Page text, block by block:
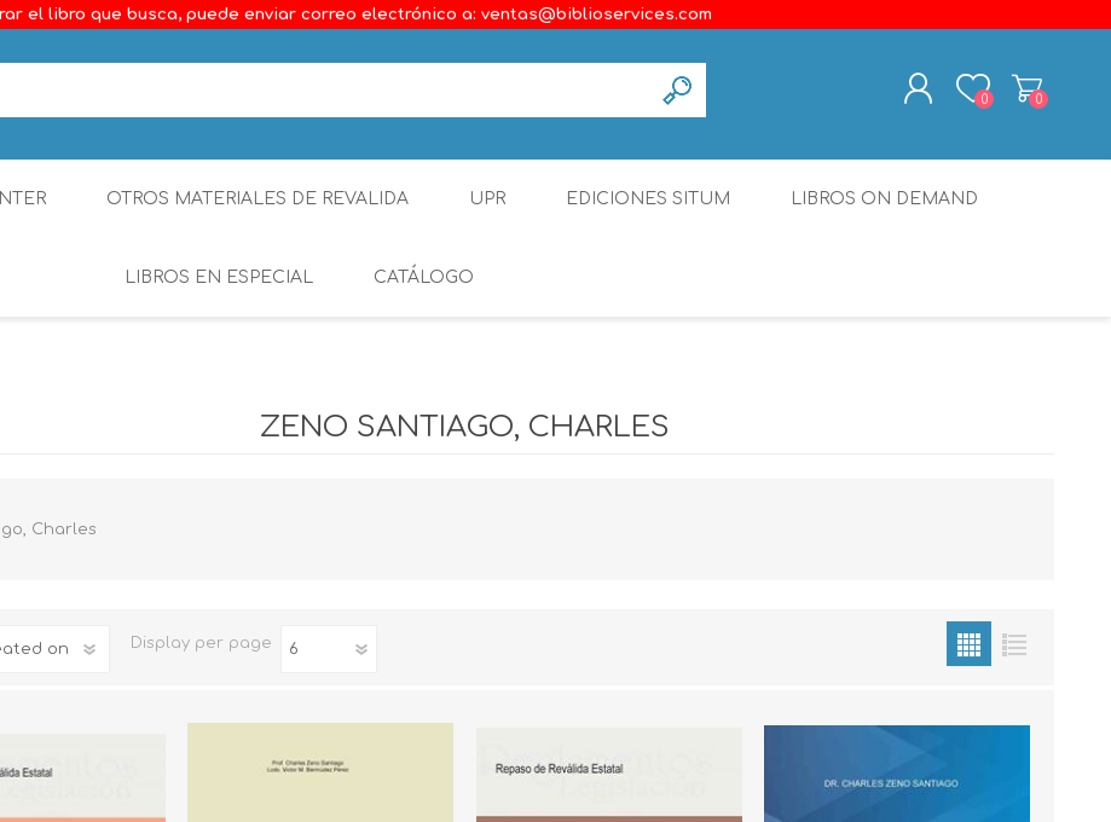
el libro que busca, puede enviar correo electrónico a: ventas@biblioservices.com
0 0
INTER OTROS MATERIALES DE REVALIDA UPR EDICIONES SITUM LIBROS ON DEMAND
LIBROS EN ESPECIAL CATÁLOGO
ZENO SANTIAGO, CHARLES
Charles
Display per page